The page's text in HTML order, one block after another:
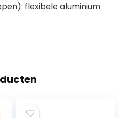
flexibele aluminium